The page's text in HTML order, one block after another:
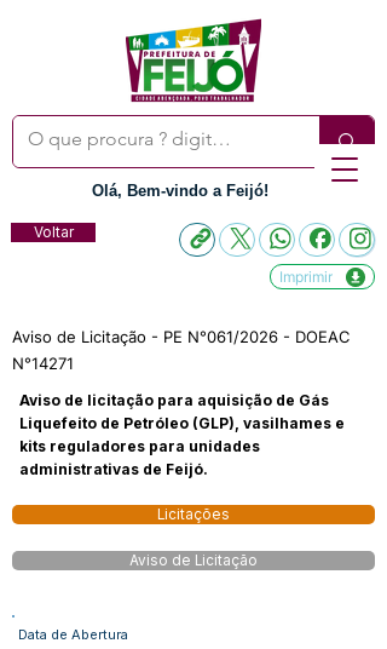
Olá, Bem-vindo a Feijó!
Voltar
Imprimir
Aviso de Licitação - PE N°061/2026 - DOEAC
N°14271
Aviso de licitação para aquisição de Gás
Liquefeito de Petróleo (GLP), vasilhames e
kits reguladores para unidades
administrativas de Feijó.
Licitações
Aviso de Licitação
Data de Abertura